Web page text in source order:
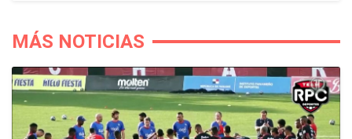
MÁS NOTICIAS